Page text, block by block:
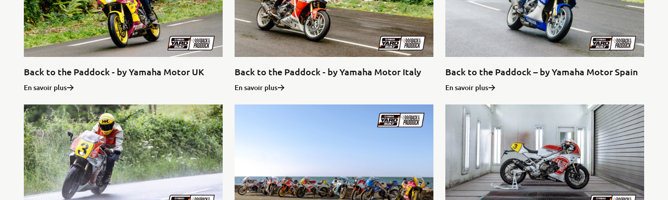
Back to the Paddock - by Yamaha Motor UK
En savoir plus
Back to the Paddock - by Yamaha Motor Italy
En savoir plus
Back to the Paddock – by Yamaha Motor Spain
En savoir plus